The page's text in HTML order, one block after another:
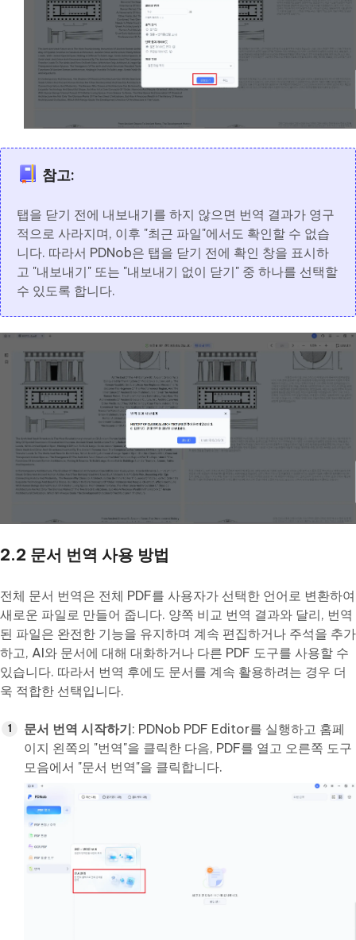
참고:
탭을 닫기 전에 내보내기를 하지 않으면 번역 결과가 영구
적으로 사라지며, 이후 "최근 파일"에서도 확인할 수 없습
니다. 따라서 PDNob은 탭을 닫기 전에 확인 창을 표시하
고 "내보내기" 또는 "내보내기 없이 닫기" 중 하나를 선택할
수 있도록 합니다.
2.2 문서 번역 사용 방법
전체 문서 번역은 전체 PDF를 사용자가 선택한 언어로 변환하여
새로운 파일로 만들어 줍니다. 양쪽 비교 번역 결과와 달리, 번역
된 파일은 완전한 기능을 유지하며 계속 편집하거나 주석을 추가
하고, AI와 문서에 대해 대화하거나 다른 PDF 도구를 사용할 수
있습니다. 따라서 번역 후에도 문서를 계속 활용하려는 경우 더
욱 적합한 선택입니다.
문서 번역 시작하기: PDNob PDF Editor를 실행하고 홈페
이지 왼쪽의 "번역"을 클릭한 다음, PDF를 열고 오른쪽 도구
모음에서 "문서 번역"을 클릭합니다.